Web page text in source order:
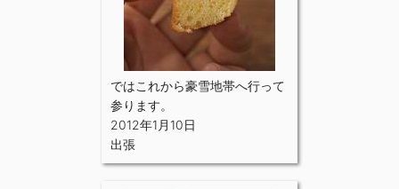
ではこれから豪雪地帯へ行って
参ります。
2012年1月10日
出張